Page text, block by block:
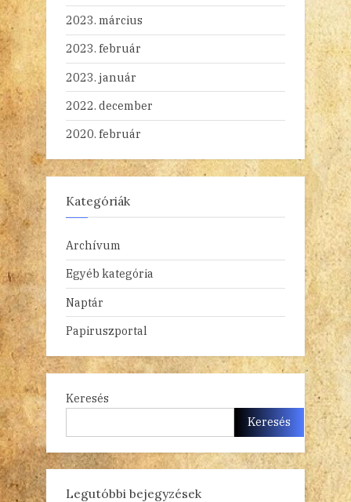
2023. március
2023. február
2023. január
2022. december
2020. február
Kategóriák
Archívum
Egyéb kategória
Naptár
Papiruszportal
Keresés
Keresés
Legutóbbi bejegyzések